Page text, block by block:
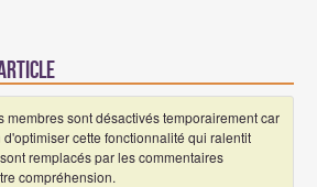
membres sont désactivés temporairement car
cette fonctionnalité qui ralentit
remplacés par les commentaires
compréhension.